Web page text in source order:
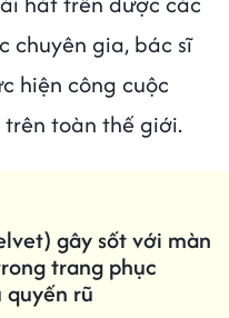
chuyên gia, bác sĩ
hiện công cuộc
toàn thế giới.
gây sốt với màn
trang phục
rũ